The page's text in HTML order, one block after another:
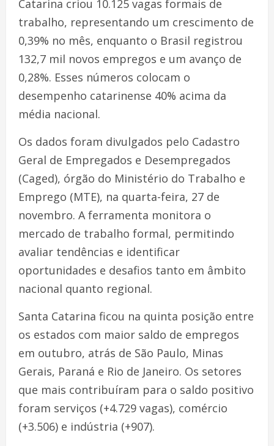
Catarina criou 10.125 vagas formais de
trabalho, representando um crescimento de
0,39% no mês, enquanto o Brasil registrou
132,7 mil novos empregos e um avanço de
0,28%. Esses números colocam o
desempenho catarinense 40% acima da
média nacional.
Os dados foram divulgados pelo Cadastro
Geral de Empregados e Desempregados
(Caged), órgão do Ministério do Trabalho e
Emprego (MTE), na quarta-feira, 27 de
novembro. A ferramenta monitora o
mercado de trabalho formal, permitindo
avaliar tendências e identificar
oportunidades e desafios tanto em âmbito
nacional quanto regional.
Santa Catarina ficou na quinta posição entre
os estados com maior saldo de empregos
em outubro, atrás de São Paulo, Minas
Gerais, Paraná e Rio de Janeiro. Os setores
que mais contribuíram para o saldo positivo
foram serviços (+4.729 vagas), comércio
(+3.506) e indústria (+907).